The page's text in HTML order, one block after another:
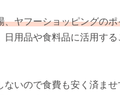
、ヤフーショッピングの
日用品や食料品に活用する
ないので食費も安く済ませ